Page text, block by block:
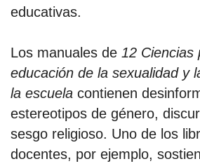
educativas.
Los manuales de 12 Ciencias
educación de la sexualidad y
la escuela contienen
estereotipos de género,
sesgo religioso. Uno de los
docentes, por ejemplo,